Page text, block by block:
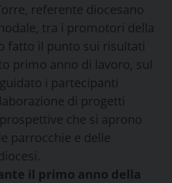
referente diocesano
tra i promotori della
fatto il punto sui risultati
primo anno di lavoro, sul
i partecipanti
di progetti
che si aprono
parrocchie e delle
il primo anno della